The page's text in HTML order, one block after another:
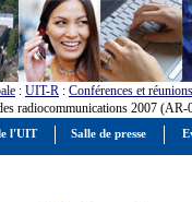
: UIT-R : Conférences et réunions
radiocommunications 2007 (AR-
l'UIT Salle de presse